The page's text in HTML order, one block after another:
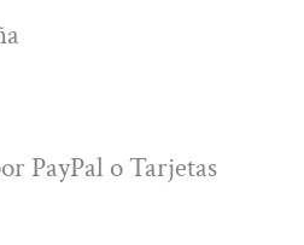
PayPal o Tarjetas